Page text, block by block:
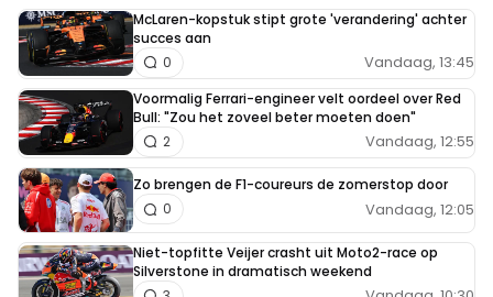
McLaren-kopstuk stipt grote 'verandering' achter
succes aan
Vandaag, 13:45
0
Voormalig Ferrari-engineer velt oordeel over Red
Bull: "Zou het zoveel beter moeten doen"
Vandaag, 12:55
2
Zo brengen de F1-coureurs de zomerstop door
Vandaag, 12:05
0
Niet-topfitte Veijer crasht uit Moto2-race op
Silverstone in dramatisch weekend